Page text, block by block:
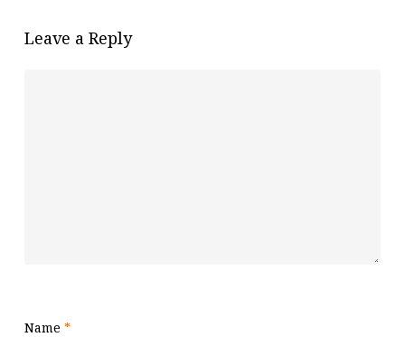
Leave a Reply
Name *